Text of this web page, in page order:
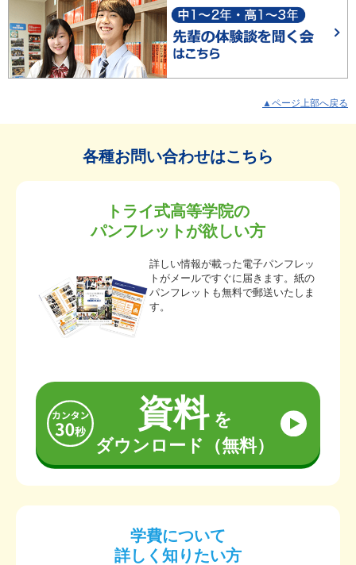
▲ページ上部へ戻る
各種お問い合わせはこちら
トライ式高等学院の
パンフレットが欲しい方
詳しい情報が載った電子パンフレッ
トがメールですぐに届きます。紙の
パンフレットも無料で郵送いたしま
す。
資料を
ダウンロード（無料）
学費について
詳しく知りたい方